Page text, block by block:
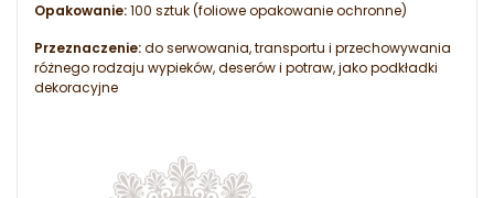
Opakowanie:100 sztuk (foliowe opakowanie ochronne)
Przeznaczenie:do serwowania, transportu i przechowywania
różnego rodzaju wypieków, deserów i potraw, jako podkładki
dekoracyjne